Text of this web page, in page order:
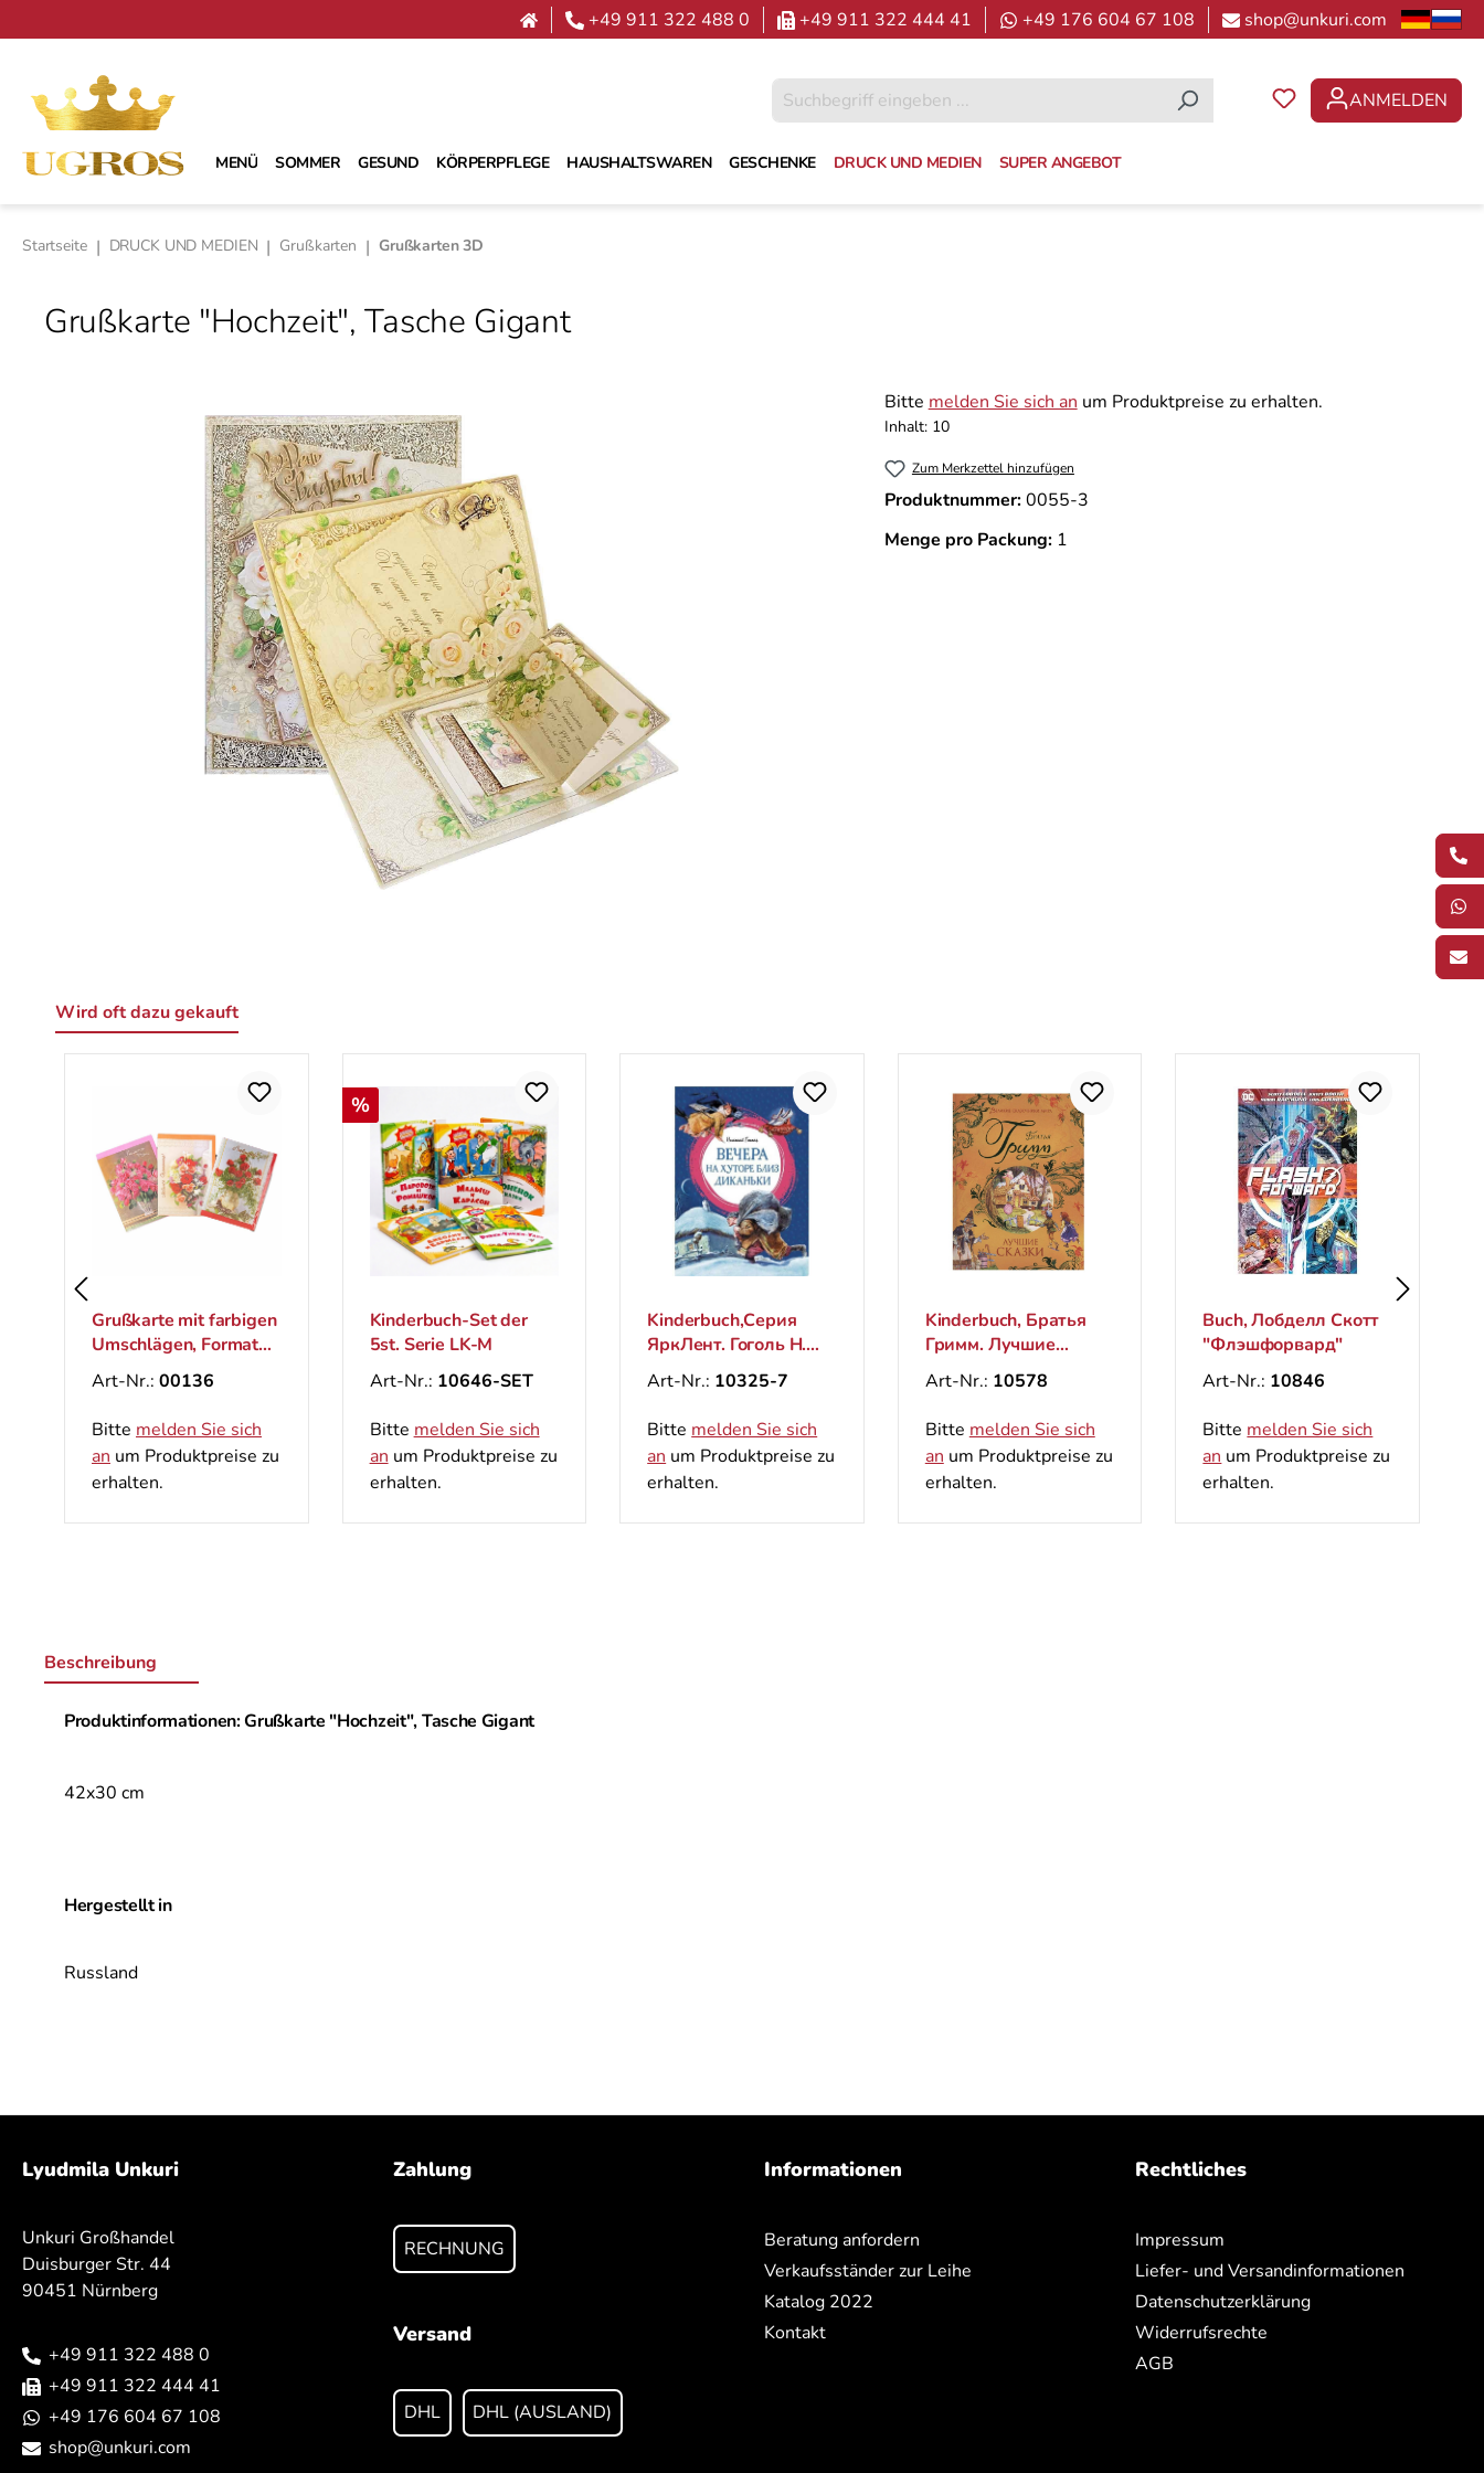
+49 911 322 488 0 +49 911 322 444 41 +49 176 604 67 108 shop@unkuri.com
DU HAST 0
ANMELDEN
MENÜ SOMMER GESUND KÖRPERPFLEGE HAUSHALTSWAREN GESCHENKE DRUCK UND MEDIEN SUPER ANGEBOT
Startseite | DRUCK UND MEDIEN | Grußkarten | Grußkarten 3D
Grußkarte "Hochzeit", Tasche Gigant
Bitte melden Sie sich an um Produktpreise zu erhalten.
Inhalt: 10
Zum Merkzettel hinzufügen
Produktnummer:0055-3
Menge pro Packung: 1
Wird oft dazu gekauft
Grußkarte mit farbigen
Umschlägen, Format
B6
Art-Nr.: 00136
Bitte melden Sie sich
an um Produktpreise zu
erhalten.
Rabatt
%
Kinderbuch-Set der
5st. Serie LK-M
Art-Nr.: 10646-SET
Bitte melden Sie sich
an um Produktpreise zu
erhalten.
Kinderbuch,Серия
ЯркЛент. Гоголь Н.
"Вечера на хуторе
близ Диканьки"
Art-Nr.: 10325-7
Bitte melden Sie sich
an um Produktpreise zu
erhalten.
Kinderbuch, Братья
Гримм. Лучшие
сказки (Великие
сказочники мира)
Art-Nr.: 10578
Bitte melden Sie sich
an um Produktpreise zu
erhalten.
Buch, Лобделл Скотт
"Флэшфорвард"
Art-Nr.: 10846
Bitte melden Sie sich
an um Produktpreise zu
erhalten.
Beschreibung
Produktinformationen: Grußkarte "Hochzeit", Tasche Gigant
42x30 cm
Hergestellt in
Russland
Lyudmila Unkuri
Unkuri Großhandel
Duisburger Str. 44
90451 Nürnberg
+49 911 322 488 0
+49 911 322 444 41
+49 176 604 67 108
shop@unkuri.com
Zahlung
RECHNUNG
Versand
DHL DHL (AUSLAND)
Informationen
Beratung anfordern
Verkaufsständer zur Leihe
Katalog 2022
Kontakt
Rechtliches
Impressum
Liefer- und Versandinformationen
Datenschutzerklärung
Widerrufsrechte
AGB